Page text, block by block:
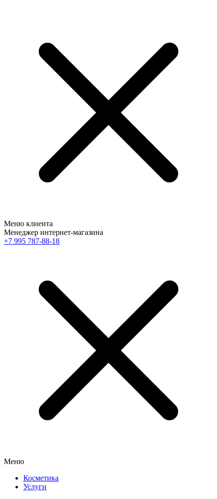
Меню клиента
Менеджер интернет-магазина
+7 995 787-88-18
Меню
Косметика
Услуги